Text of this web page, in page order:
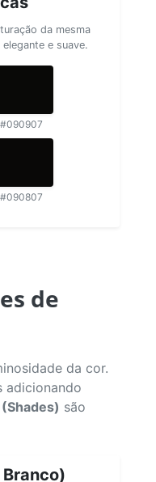
da mesma
e suave.
#090907
#090807
de
da cor.
adicionando
são